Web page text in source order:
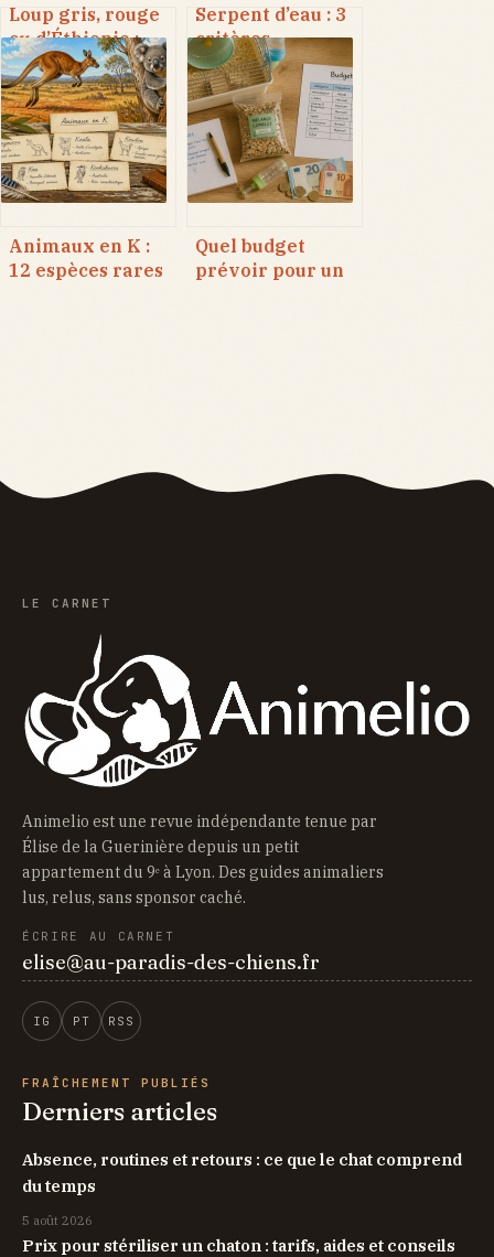
Loup gris, rouge
ou d’Éthiopie :
comment 40
sous-espèces
redéfinissent le
prédateur alpha
?
Serpent d’eau : 3
critères
infaillibles pour
distinguer la
couleuvre de la
vipère
Animaux en K :
12 espèces rares
Quel budget
prévoir pour un
LE CARNET
Animelio est une revue indépendante tenue par
Élise de la Guerinière depuis un petit
appartement du 9ᵉ à Lyon. Des guides animaliers
lus, relus, sans sponsor caché.
ÉCRIRE AU CARNET
elise@au-paradis-des-chiens.fr
IG PT RSS
FRAÎCHEMENT PUBLIÉS
Derniers articles
Absence, routines et retours : ce que le chat comprend
du temps
5 août 2026
Prix pour stériliser un chaton : tarifs, aides et conseils